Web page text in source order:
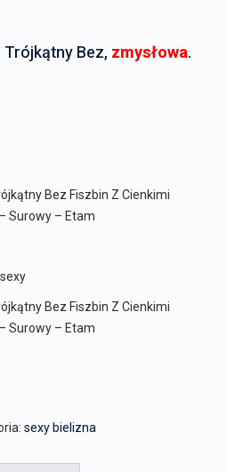
Bez, zmysłowa.
Bez Fiszbin Z Cienkimi
Surowy – Etam
Bez Fiszbin Z Cienkimi
Surowy – Etam
sexy bielizna